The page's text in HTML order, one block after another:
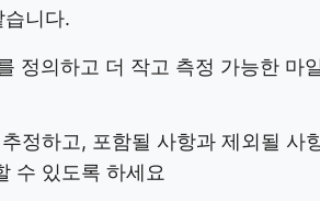
니다.
정의하고 더 작고 측정 가능한 마
정하고, 포함될 사항과 제외될 사
수 있도록 하세요